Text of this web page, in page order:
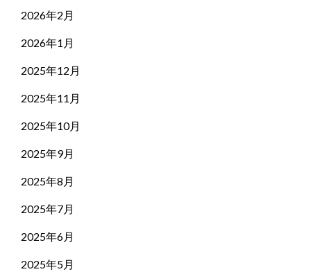
2026年2月
2026年1月
2025年12月
2025年11月
2025年10月
2025年9月
2025年8月
2025年7月
2025年6月
2025年5月